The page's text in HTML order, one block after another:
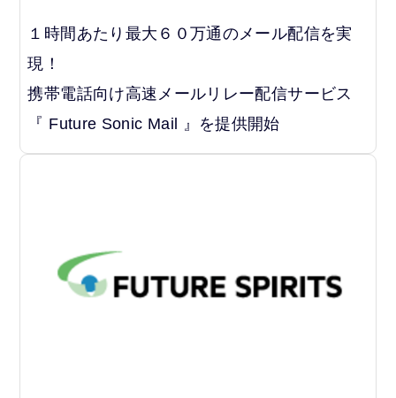
１時間あたり最大６０万通のメール配信を実
現！
携帯電話向け高速メールリレー配信サービス
『 Future Sonic Mail 』を提供開始